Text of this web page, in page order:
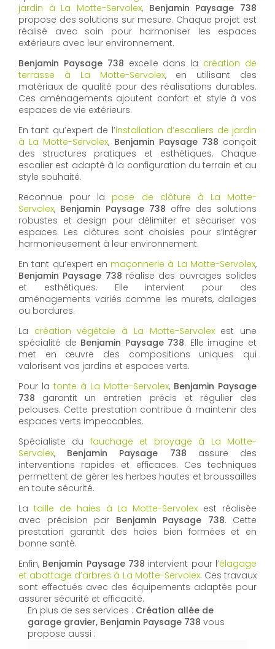
jardin à La Motte-Servolex, Benjamin Paysage 738
propose des solutions sur mesure. Chaque projet est
réalisé avec soin pour harmoniser les espaces
extérieurs avec leur environnement.
Benjamin Paysage 738 excelle dans la création de
terrasse à La Motte-Servolex, en utilisant des
matériaux de qualité pour des réalisations durables.
Ces aménagements ajoutent confort et style à vos
espaces de vie extérieurs.
En tant qu’expert de l’installation d’escaliers de jardin
à La Motte-Servolex, Benjamin Paysage 738 conçoit
des structures pratiques et esthétiques. Chaque
escalier est adapté à la configuration du terrain et au
style souhaité.
Reconnue pour la pose de clôture à La Motte-
Servolex, Benjamin Paysage 738 offre des solutions
robustes et design pour délimiter et sécuriser vos
espaces. Les clôtures sont choisies pour s’intégrer
harmonieusement à leur environnement.
En tant qu’expert en maçonnerie à La Motte-Servolex,
Benjamin Paysage 738 réalise des ouvrages solides
et esthétiques. Elle intervient pour des
aménagements variés comme les murets, dallages
ou bordures.
La création végétale à La Motte-Servolexest une
spécialité de Benjamin Paysage 738. Elle imagine et
met en œuvre des compositions uniques qui
valorisent vos jardins et espaces verts.
Pour la tonte à La Motte-Servolex, Benjamin Paysage
738 garantit un entretien précis et régulier des
pelouses. Cette prestation contribue à maintenir des
espaces verts impeccables.
Spécialiste du fauchage et broyage à La Motte-
Servolex, Benjamin Paysage 738 assure des
interventions rapides et efficaces. Ces techniques
permettent de gérer les herbes hautes et broussailles
en toute sécurité.
La taille de haies à La Motte-Servolex est réalisée
avec précision par Benjamin Paysage 738. Cette
prestation garantit des haies bien formées et en
bonne santé.
Enfin, Benjamin Paysage 738 intervient pour l’élagage
et abattage d’arbres à La Motte-Servolex. Ces travaux
sont effectués avec des équipements adaptés pour
assurer sécurité et efficacité.
En plus de ses services : Création allée de
garage gravier, Benjamin Paysage 738 vous
propose aussi :